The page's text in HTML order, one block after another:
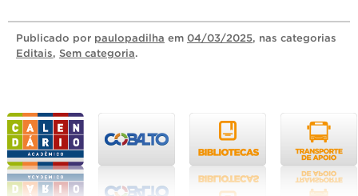
Publicado por paulopadilha em 04/03/2025, nas categorias
Editais, Sem categoria.